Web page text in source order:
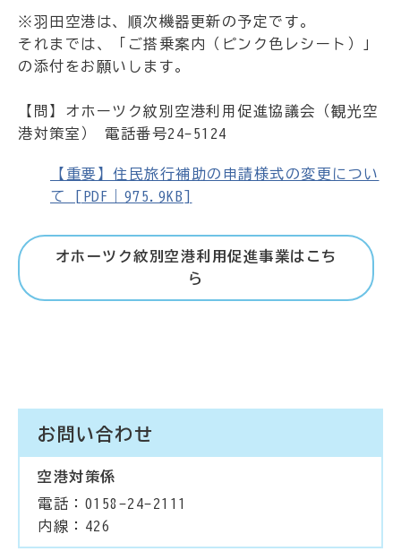
※羽田空港は、順次機器更新の予定です。
それまでは、「ご搭乗案内（ピンク色レシート）」
の添付をお願いします。
【問】オホーツク紋別空港利用促進協議会（観光空
港対策室） 電話番号24-5124
【重要】住民旅行補助の申請様式の変更につい
て [PDF｜975.9KB]
オホーツク紋別空港利用促進事業はこち
ら
お問い合わせ
空港対策係
電話：0158-24-2111
内線：426